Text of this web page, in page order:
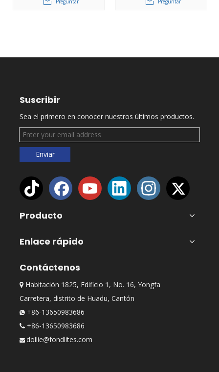
proyector del gobo
Preguntar Preguntar
Suscribir
Sea el primero en conocer nuestros últimos productos.
Enviar
Producto
Enlace rápido
Contáctenos
 Habitación 1825, Edificio 1, No. 16, Yongfa
Carretera, distrito de Huadu, Cantón
 +86-13650983686
 +86-13650983686
 dollie@fondlites.com